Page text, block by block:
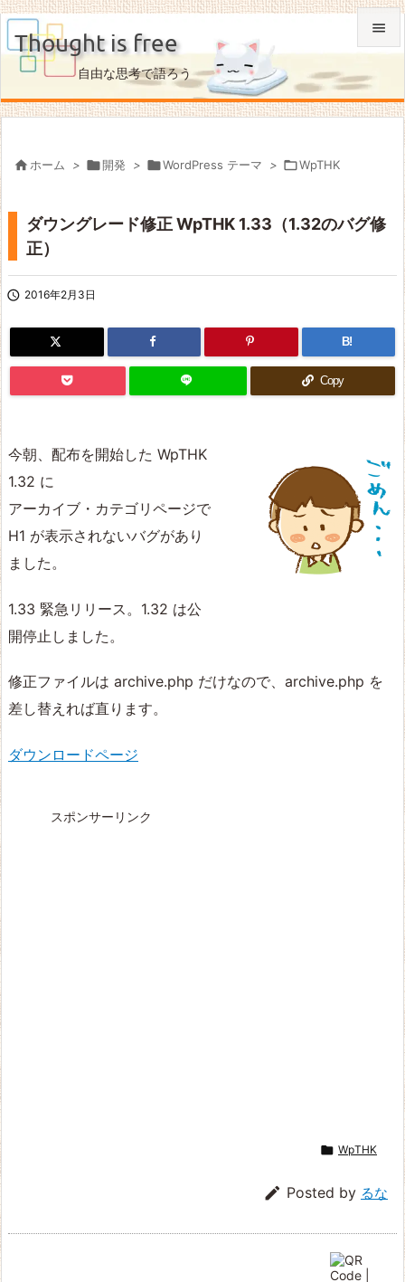
Thought is free
自由な思考で語ろう

メニュ

次へ
 ホーム > 開発 > WordPress テーマ > WpTHK
ダウングレード修正 WpTHK 1.33（1.32のバグ修
正）
 2016年2月3日
B!
Copy
今朝、配布を開始した WpTHK
1.32 に
アーカイブ・カテゴリページで
H1 が表示されないバグがあり
ました。
1.33 緊急リリース。1.32 は公
開停止しました。
修正ファイルは archive.php だけなので、archive.php を
差し替えれば直ります。
ダウンロードページ
スポンサーリンク
 WpTHK
 Posted by るな